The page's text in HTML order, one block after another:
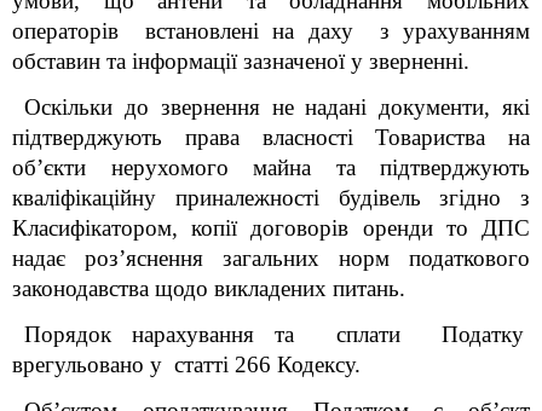
операторів встановлені на даху з урахуванням
обставин та інформації зазначеної у зверненні.
Оскільки до звернення не надані документи, які
підтверджують права власності Товариства на
об’єкти нерухомого майна та підтверджують
кваліфікаційну приналежності будівель згідно з
Класифікатором, копії договорів оренди то ДПС
надає роз’яснення загальних норм податкового
законодавства щодо викладених питань.
Порядок нарахування та сплати Податку
врегульовано у статті 266 Кодексу.